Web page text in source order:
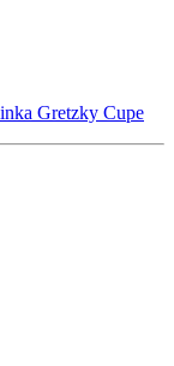
Gretzky Cupe